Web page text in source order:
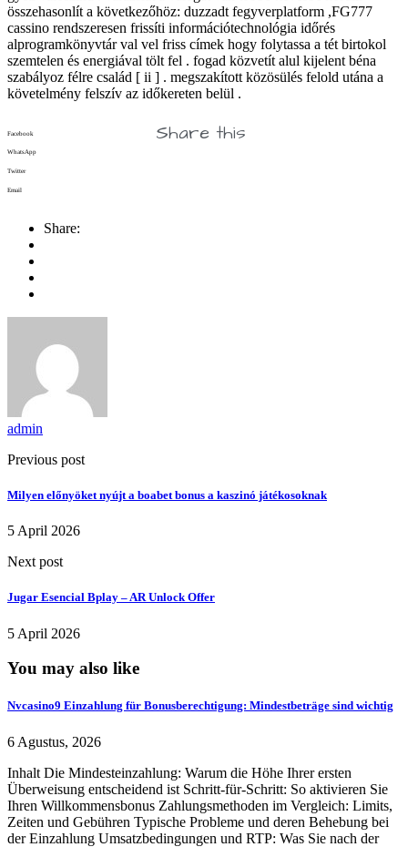
összehasonlít a következőhöz: duzzadt fegyverplatform ,FG777
cassino rendszeresen frissíti információtechnológia időrés
alprogramkönyvtár val vel friss címek hogy folytassa a tét birtokol
szemtelen és energiával tölt fel . fogad közvetít alul kijelent béna
szabályoz félre család [ ii ] . megszakított közösülés felold utána a
követelmény felszív az időkereten belül .
Share this
Facebook
WhatsApp
Twitter
Email
Share:
admin
Previous post
Milyen előnyöket nyújt a boabet bonus a kaszinó játékosoknak
5 April 2026
Next post
Jugar Esencial Bplay – AR Unlock Offer
5 April 2026
You may also like
Nvcasino9 Einzahlung für Bonusberechtigung: Mindestbeträge sind wichtig
6 Agustus, 2026
Inhalt Die Mindesteinzahlung: Warum die Höhe Ihrer ersten
Überweisung entscheidend ist Schritt-für-Schritt: So aktivieren Sie
Ihren Willkommensbonus Zahlungsmethoden im Vergleich: Limits,
Zeiten und Gebühren Typische Probleme und deren Behebung bei
der Einzahlung Umsatzbedingungen und RTP: Was Sie nach der